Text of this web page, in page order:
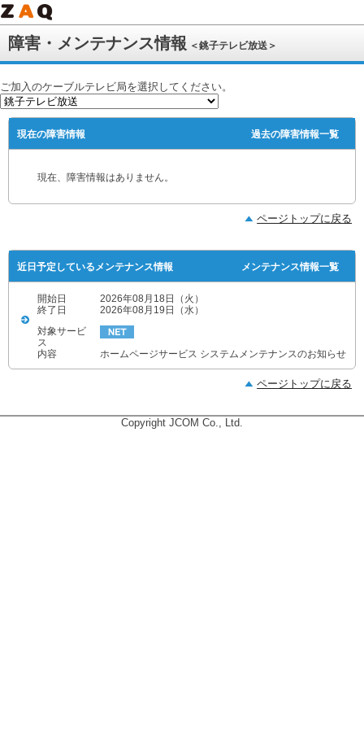
障害・メンテナンス情報 ＜銚子テレビ放送＞
ご加入のケーブルテレビ局を選択してください。
過去の障害情報一覧
現在の障害情報
現在、障害情報はありません。
ページトップに戻る
メンテナンス情報一覧
近日予定しているメンテナンス情報
開始日
2026年08月18日（火）
終了日
2026年08月19日（水）
対象サービ
ス
内容
ホームページサービス システムメンテナンスのお知らせ
ページトップに戻る
Copyright JCOM Co., Ltd.